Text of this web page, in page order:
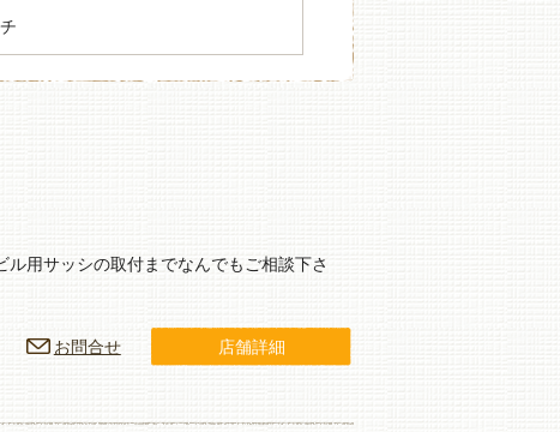
ル用サッシの取付までなんでもご相談下さ
お問合せ 店舗詳細